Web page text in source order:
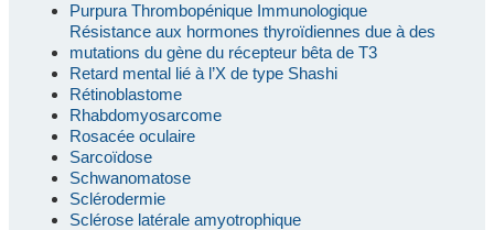
Purpura Thrombopénique Immunologique
Résistance aux hormones thyroïdiennes due à des
mutations du gène du récepteur bêta de T3
Retard mental lié à l’X de type Shashi
Rétinoblastome
Rhabdomyosarcome
Rosacée oculaire
Sarcoïdose
Schwanomatose
Sclérodermie
Sclérose latérale amyotrophique